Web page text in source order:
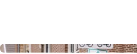
Bekijk het programma